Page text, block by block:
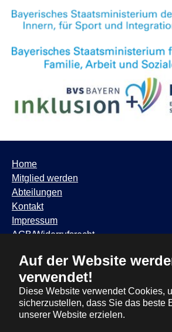
Auf der Website
verwendet!
Diese Website verwendet Cookies,
sicherzustellen, dass Sie das beste
unserer Website erzielen.
Home
Mitglied werden
Abteilungen
Kontakt
Impressum
AGB/Widerrufsrecht
TSV Trudering ∙ Feldbergstr. 65 ∙
089 / 6881317∙ info@tsvtrudering.de